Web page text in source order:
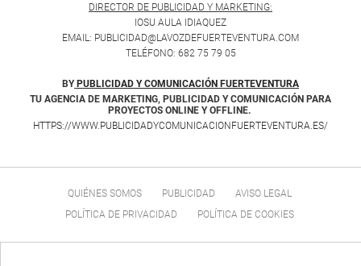
DIRECTOR DE PUBLICIDAD Y MARKETING:
IOSU AULA IDIAQUEZ
EMAIL: PUBLICIDAD@LAVOZDEFUERTEVENTURA.COM
TELÉFONO: 682 75 79 05
BY PUBLICIDAD Y COMUNICACIÓN FUERTEVENTURA
TU AGENCIA DE MARKETING, PUBLICIDAD Y COMUNICACIÓN PARA
PROYECTOS ONLINE Y OFFLINE.
HTTPS://WWW.PUBLICIDADYCOMUNICACIONFUERTEVENTURA.ES/
QUIÉNES SOMOS PUBLICIDAD
AVISO LEGAL
POLÍTICA DE PRIVACIDAD
POLÍTICA DE COOKIES